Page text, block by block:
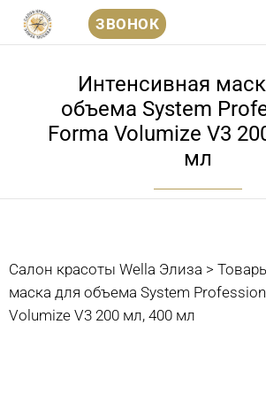
ЗВОНОК
содержанию
Интенсивная
объема System
Forma Volumize V3
мл
Салон красоты Wella Элиза >
маска для объема System
Volumize V3 200 мл, 400 мл